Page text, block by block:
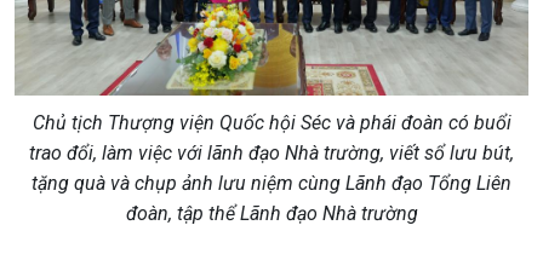
Chủ tịch Thượng viện Quốc hội Séc và phái đoàn có buổi
trao đổi, làm việc với lãnh đạo Nhà trường, viết sổ lưu bút,
tặng quà và chụp ảnh lưu niệm cùng Lãnh đạo Tổng Liên
đoàn, tập thể Lãnh đạo Nhà trường